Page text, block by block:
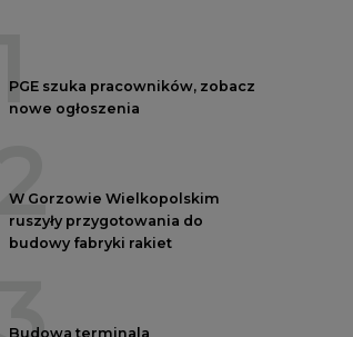
1
PGE szuka pracowników, zobacz
nowe ogłoszenia
2
W Gorzowie Wielkopolskim
ruszyły przygotowania do
budowy fabryki rakiet
Budowa terminala